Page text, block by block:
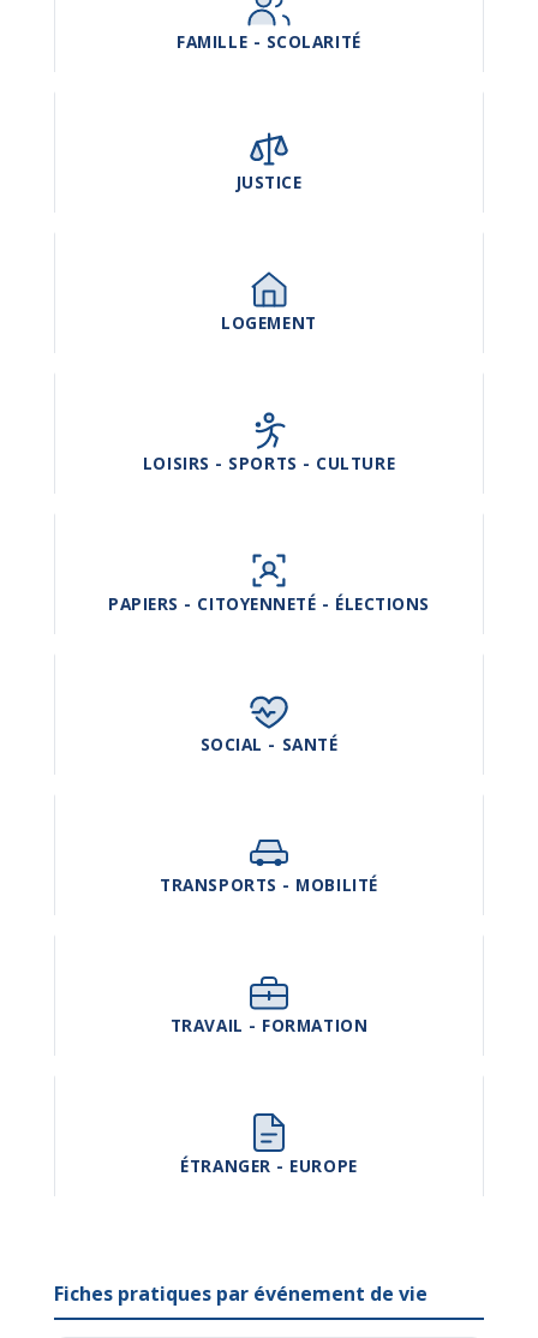
FAMILLE - SCOLARITÉ
JUSTICE
LOGEMENT
LOISIRS - SPORTS - CULTURE
PAPIERS - CITOYENNETÉ - ÉLECTIONS
SOCIAL - SANTÉ
TRANSPORTS - MOBILITÉ
TRAVAIL - FORMATION
ÉTRANGER - EUROPE
Fiches pratiques par événement de vie